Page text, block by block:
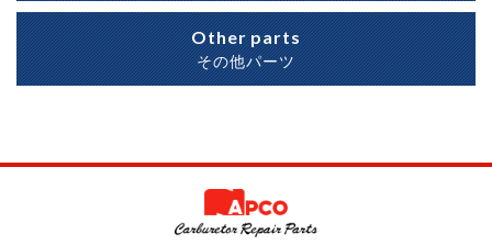
Other parts
その他パーツ